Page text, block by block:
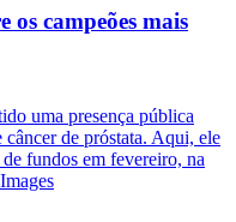
os campeões mais